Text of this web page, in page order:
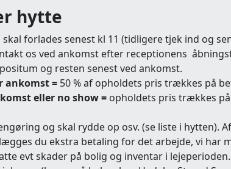
hytte
forlades senest kl 11 (tidligere tjek ind og
os ved ankomst efter receptionens
og resten senest ved ankomst.
ankomst = 50 % af opholdets pris trækkes på
eller no show = opholdets pris trækkes
og skal rydde op osv. (se liste i hytten).
du ekstra betaling for det arbejde, vi har
evt skader på bolig og inventar i